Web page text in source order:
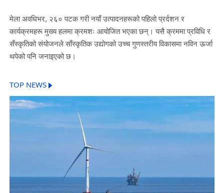
मेला अवधिभर, २६० पटक गरी नयाँ उत्पादनहरूको पहिलो प्रर्दशन र
कार्यक्रमहरू मुख्य हलमा क्रमशः आयोजित भएका छन्। यसै क्रममा प्रविधि र
सँस्कृतिको संयोजनले साँस्कृतिक उद्योगको उच्च गुणस्तरीय विकासमा नविन ऊर्जा
थपेको पनि जनाइएको छ।
TOP NEWS